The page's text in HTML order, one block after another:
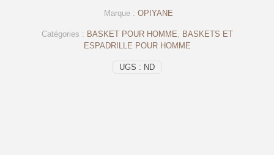
UGS : ND
Catégories : BASKET POUR HOMME
BASKETS ET
ESPADRILLE POUR HOMME
Marque : OPIYANE